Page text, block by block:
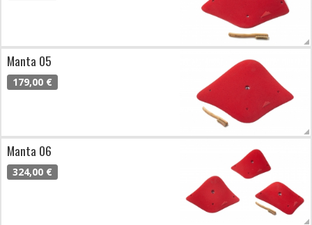
Manta 05
179,00 €
Manta 06
324,00 €